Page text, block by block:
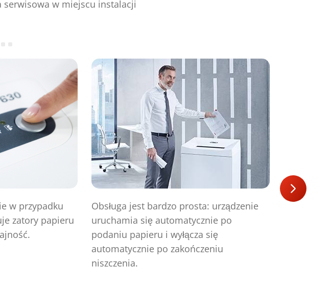
serwisowa w miejscu instalacji
w przypadku
zatory papieru
Obsługa jest bardzo prosta: urządzenie
uruchamia się automatycznie po
podaniu papieru i wyłącza się
automatycznie po zakończeniu
niszczenia.